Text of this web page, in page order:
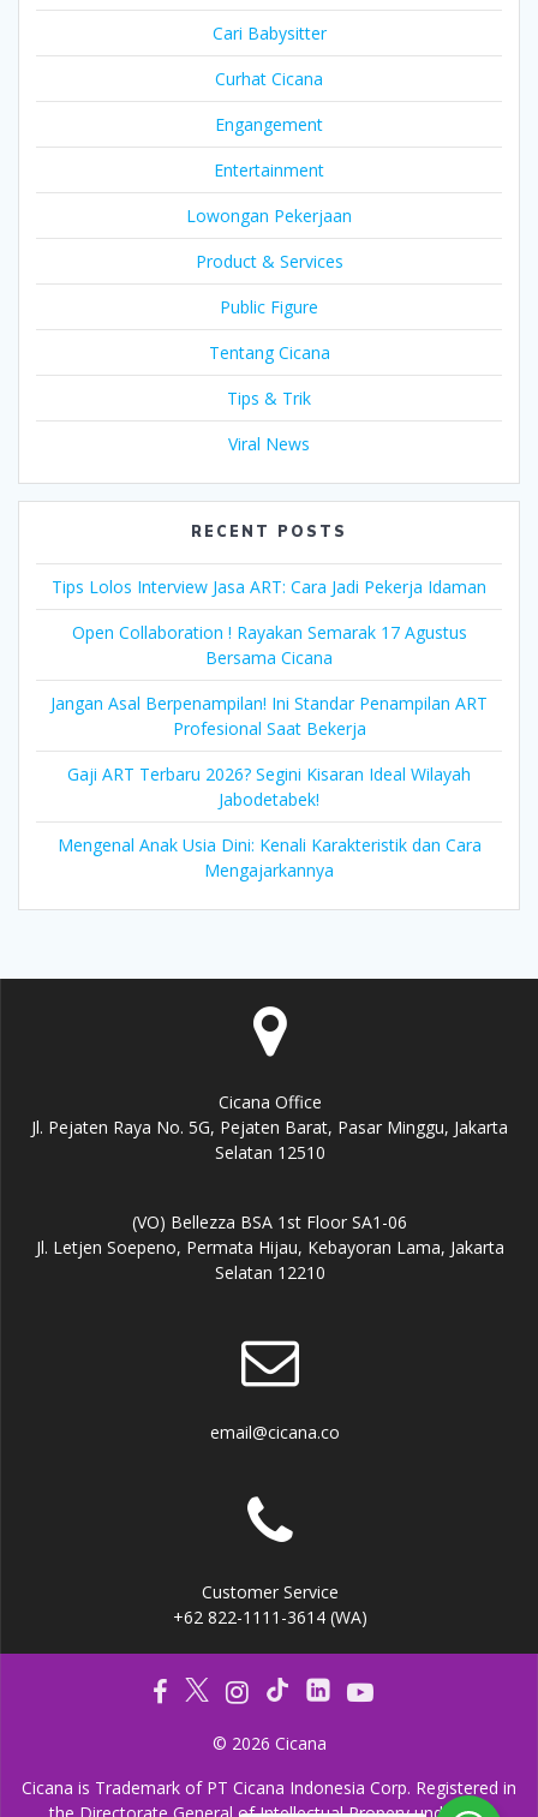
Cari Babysitter
Curhat Cicana
Engangement
Entertainment
Lowongan Pekerjaan
Product & Services
Public Figure
Tentang Cicana
Tips & Trik
Viral News
RECENT POSTS
Tips Lolos Interview Jasa ART: Cara Jadi Pekerja Idaman
Open Collaboration ! Rayakan Semarak 17 Agustus
Bersama Cicana
Jangan Asal Berpenampilan! Ini Standar Penampilan ART
Profesional Saat Bekerja
Gaji ART Terbaru 2026? Segini Kisaran Ideal Wilayah
Jabodetabek!
Mengenal Anak Usia Dini: Kenali Karakteristik dan Cara
Mengajarkannya
Cicana Office
Jl. Pejaten Raya No. 5G, Pejaten Barat, Pasar Minggu, Jakarta
Selatan 12510
(VO) Bellezza BSA 1st Floor SA1-06
Jl. Letjen Soepeno, Permata Hijau, Kebayoran Lama, Jakarta
Selatan 12210
email@cicana.co
Customer Service
+62 822-1111-3614 (WA)
© 2026 Cicana
Cicana is Trademark of PT Cicana Indonesia Corp. Registered in